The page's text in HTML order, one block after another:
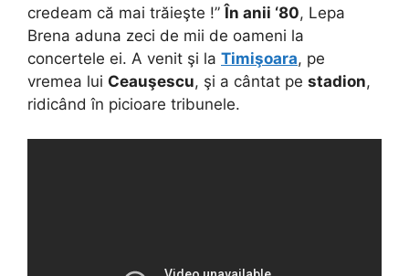
credeam că mai trăieşte !”În anii ‘80, Lepa
Brena aduna zeci de mii de oameni la
concertele ei. A venit şi la Timişoara, pe
vremea lui Ceauşescu, şi a cântat pe stadion,
ridicând în picioare tribunele.